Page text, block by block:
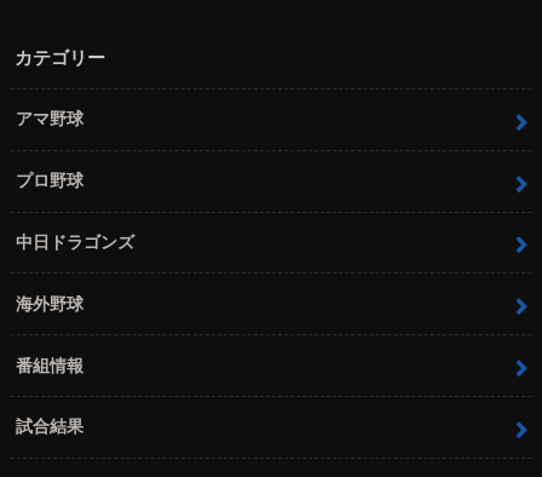
カテゴリー
アマ野球
プロ野球
中日ドラゴンズ
海外野球
番組情報
試合結果